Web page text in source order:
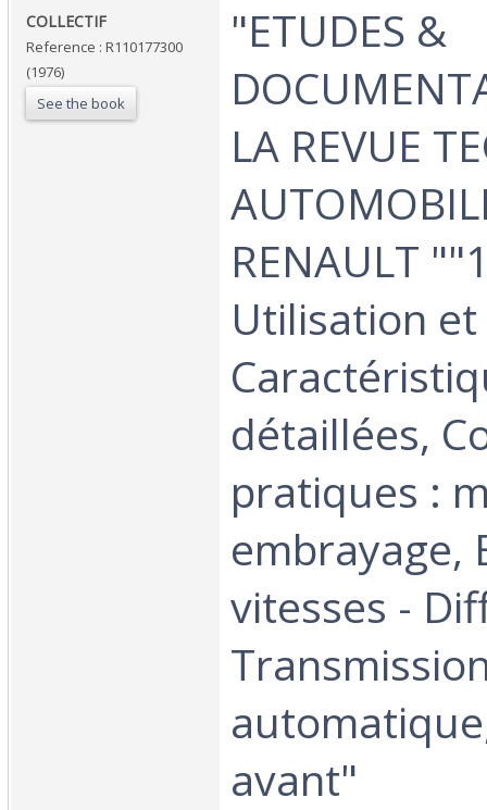
‎COLLECTIF‎
Reference : R110177300
(1976)
See the book
‎"ETUDES &
LA REVUE
RENAULT
Utilisation
détaillées,
pratiques :
embrayage,
vitesses -
avant"‎